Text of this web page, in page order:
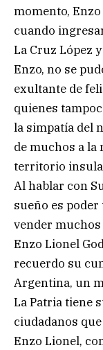
momento,
cuando
La Cruz López
Enzo, no se
exultante de
quienes
la simpatía del
de muchos a la
territorio
Al hablar con
sueño es
vender
Enzo Lionel
recuerdo su
Argentina, un
La Patria tiene
ciudadanos
Enzo Lionel,